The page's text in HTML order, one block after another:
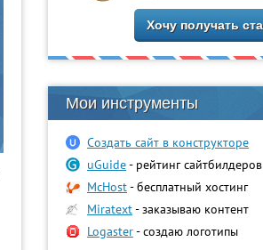
Мои инструменты
Создать сайт в конструкторе
uGuidе- рейтинг сайтбилдеров
McHost- бесплатный хостинг
Miratext- заказываю контент
Logaster- создаю логотипы